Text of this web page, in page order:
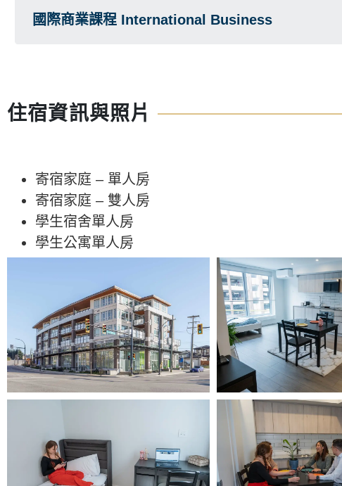
國際商業課程 International Business
住宿資訊與照片
寄宿家庭 – 單人房
寄宿家庭 – 雙人房
學生宿舍單人房
學生公寓單人房